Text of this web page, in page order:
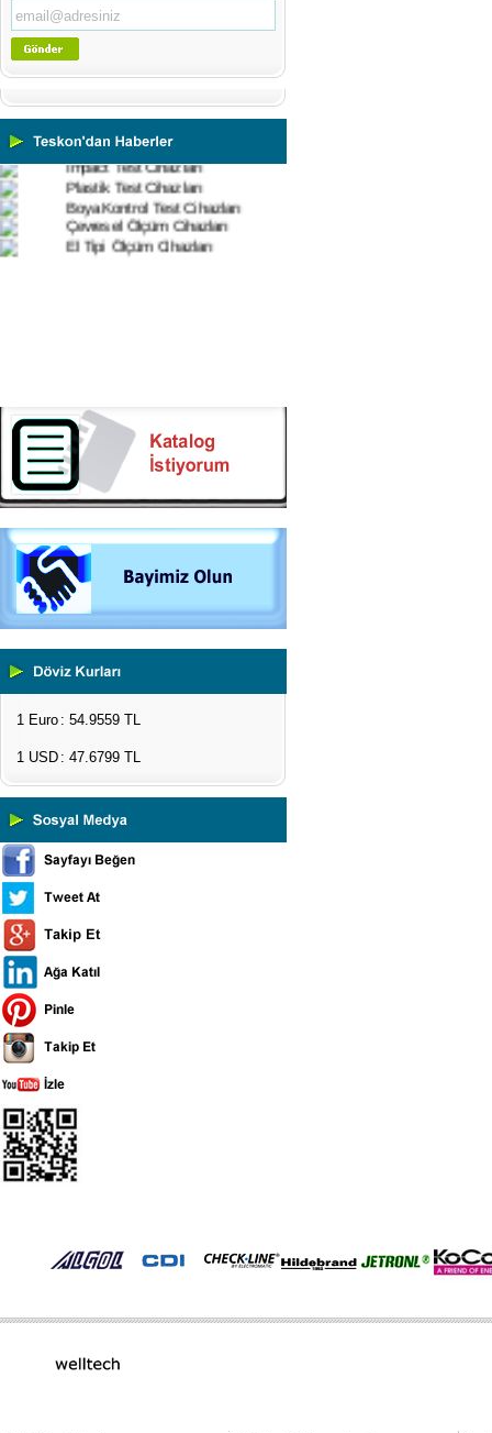
Mikroskoplar
Numune Hazırlama Cihazları
Çekme Kopma Test Cihazları
Impact Test Cihazları
Plastik Test Cihazları
Boya Kontrol Test Cihazları
Çevresel Ölçüm Cihazları
El Tipi Ölçüm Cihazları
1 Euro : 54.9559 TL
1 USD : 47.6799 TL